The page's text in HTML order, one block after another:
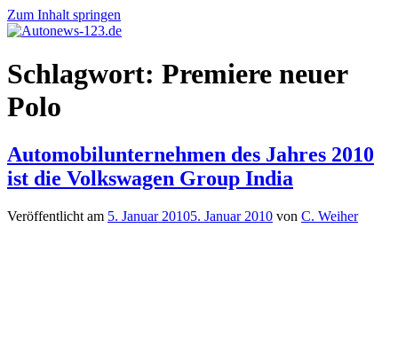
Zum Inhalt springen
Autonews-
123.de
Autonews
mit
Schlagwort: Premiere neuer
Polo
Automobilunternehmen des Jahres 2010
ist die Volkswagen Group India
Veröffentlicht am 5. Januar 20105. Januar 2010 von C. Weiher